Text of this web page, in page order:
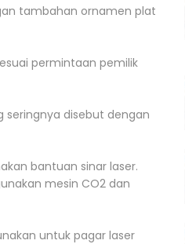
tambahan ornamen plat
permintaan pemilik
seringnya disebut dengan
bantuan sinar laser.
mesin CO2 dan
untuk pagar laser